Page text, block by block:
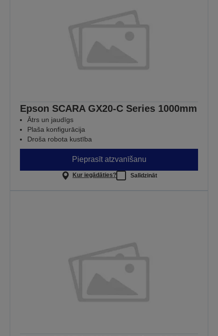
Epson SCARA GX20-C Series 1000mm
Ātrs un jaudīgs
Plaša konfigurācija
Droša robota kustība
Pieprasīt atzvanīšanu
Kur iegādāties? Salīdzināt